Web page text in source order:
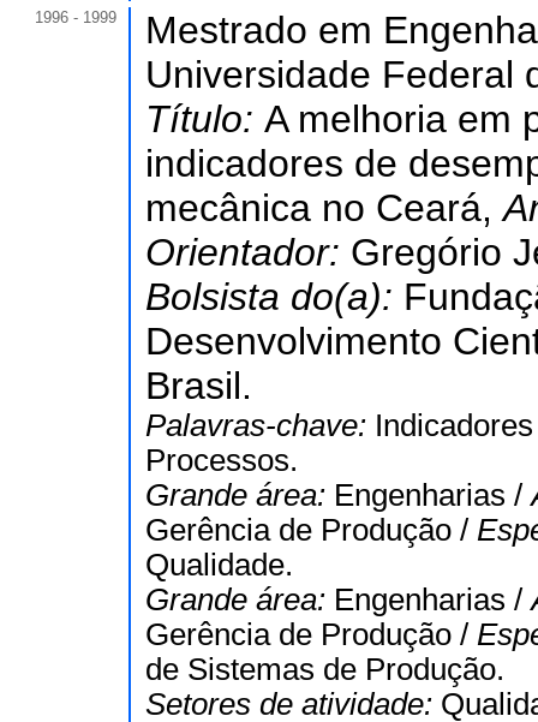
1996 - 1999
Mestrado em
Universidade Federal
Título: A melhoria em
indicadores de
mecânica no Ceará,
Orientador: Gregório
Bolsista do(a):
Desenvolvimento
Brasil.
Palavras-chave:
Processos.
Grande área: Engenharias /
Gerência de Produção /
Qualidade.
Grande área: Engenharias /
Gerência de Produção /
de Sistemas de Produção.
Setores de atividade: